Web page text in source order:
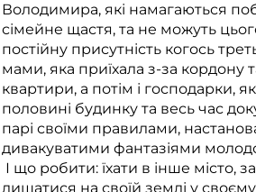
Володимира, які намагаються
сімейне щастя, та не можуть
постійну присутність когось
мами, яка приїхала з-за кордону
квартири, а потім і господарки,
половині будинку та весь час
парі своїми правилами,
дивакуватими фантазіями
І що робити: їхати в інше місто,
лишатися на своїй землі у